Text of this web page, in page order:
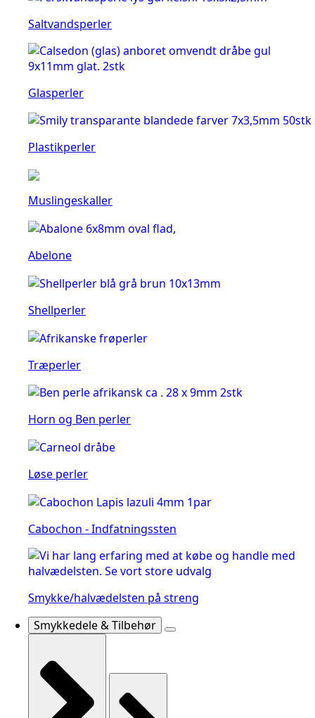
Saltvandsperler
Glasperler
Plastikperler
Muslingeskaller
Abelone
Shellperler
Træperler
Horn og Ben perler
Løse perler
Cabochon - Indfatningssten
Smykke/halvædelsten på streng
Smykkedele & Tilbehør